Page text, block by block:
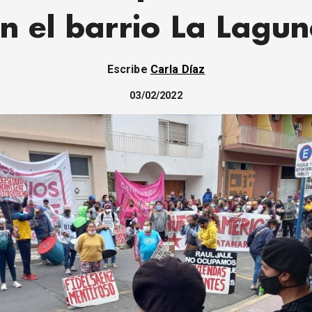
el barrio La
Escribe Carla Díaz
03/02/2022